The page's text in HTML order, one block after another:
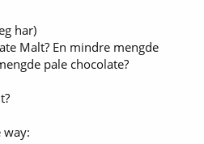
har)
Malt? En mindre mengde
pale chocolate?
way: